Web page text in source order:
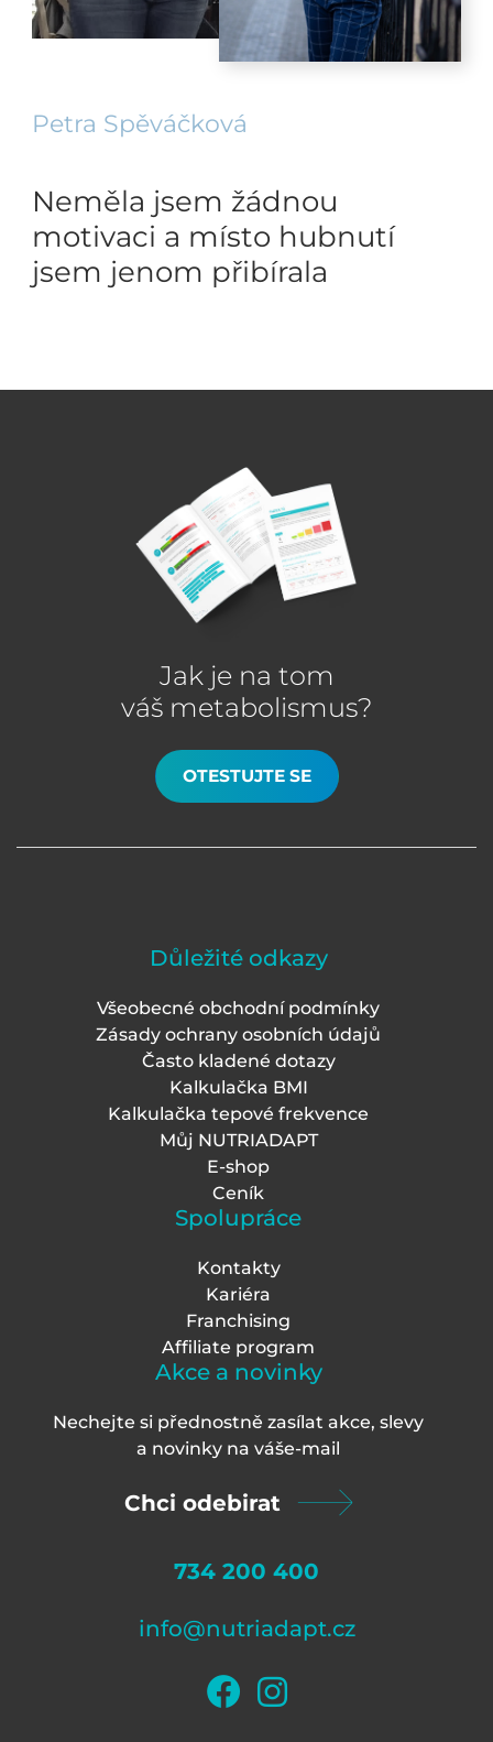
Petra Spěváčková
Neměla jsem žádnou
motivaci a místo hubnutí
jsem jenom přibírala
Jak je na tom
váš metabolismus?
OTESTUJTE SE
Důležité odkazy
Všeobecné obchodní podmínky
Zásady ochrany osobních údajů
Často kladené dotazy
Kalkulačka BMI
Kalkulačka tepové frekvence
Můj NUTRIADAPT
E-shop
Ceník
Spolupráce
Kontakty
Kariéra
Franchising
Affiliate program
Akce a novinky
Nechejte si přednostně zasílat akce, slevy
a novinky na váše-mail
Chci odebirat
734 200 400
info@nutriadapt.cz